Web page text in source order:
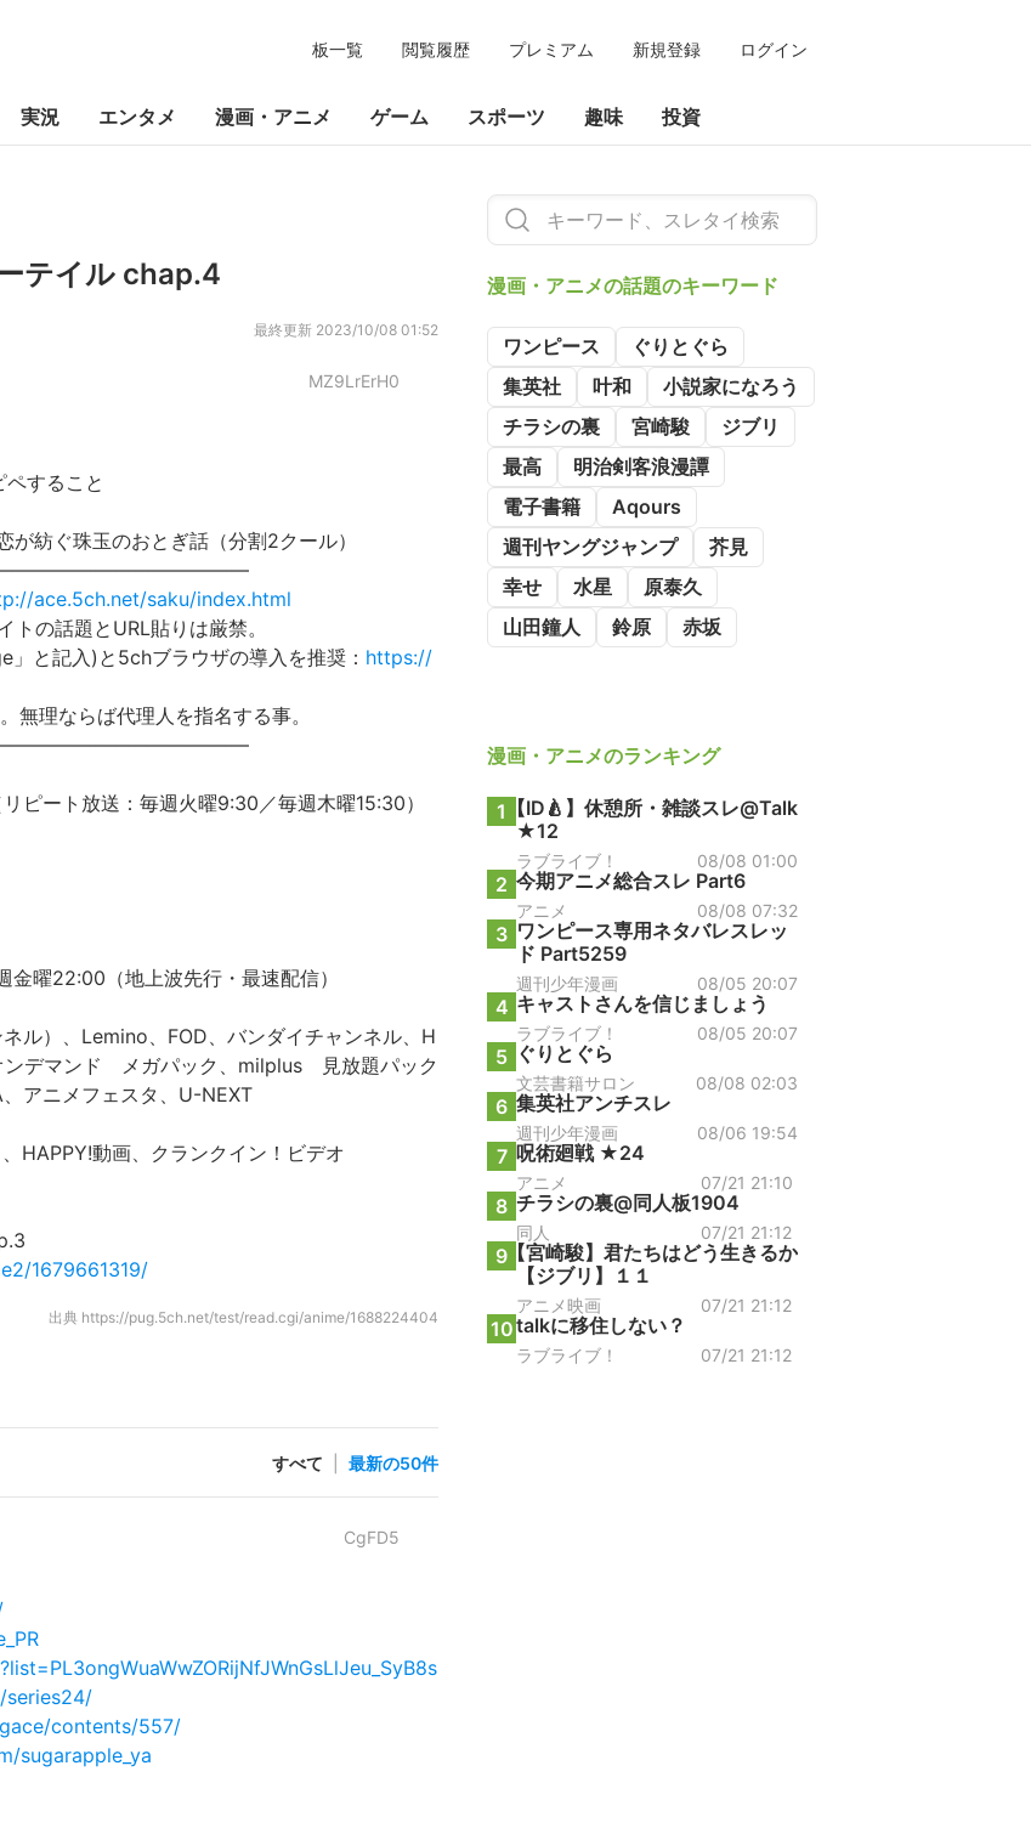
板一覧 閲覧履歴 プレミアム 新規登録 ログイン
実況 エンタメ 漫画・アニメ ゲーム スポーツ 趣味 投資
テイル chap.4
最終更新 2023/10/08 01:52
MZ9LrErH0
すること
紡ぐ珠玉のおとぎ話（分割2クール）
ace.5ch.net/saku/index.html
トの話題とURL貼りは厳禁。
」と記入)と5chブラウザの導入を推奨： https://
無理ならば代理人を指名する事。
ピート放送：毎週火曜9:30／毎週木曜15:30）
曜22:00（地上波先行・最速配信）
ル）、Lemino、FOD、バンダイチャンネル、H
ンデマンド メガパック、milplus 見放題パック
アニメフェスタ、U-NEXT
HAPPY!動画、クランクイン！ビデオ
1679661319/
出典 https://pug.5ch.net/test/read.cgi/anime/1688224404
すべて 最新の50件
CgFD5
series24/
contents/557/
sugarapple_ya
漫画・アニメの話題のキーワード
ワンピース
ぐりとぐら
集英社
叶和
小説家になろう
チラシの裏
宮崎駿
ジブリ
最高
明治剣客浪漫譚
電子書籍
Aqours
週刊ヤングジャンプ
芥見
幸せ
水星
原泰久
山田鐘人
鈴原 赤坂
漫画・アニメのランキング
1 【ID🍐】休憩所・雑談スレ@Talk
★12
ラブライブ！ 08/08 01:00
2 今期アニメ総合スレ Part6
アニメ 08/08 07:32
3 ワンピース専用ネタバレスレッ
ド Part5259
週刊少年漫画 08/05 20:07
4 キャストさんを信じましょう
ラブライブ！ 08/05 20:07
5 ぐりとぐら
文芸書籍サロン 08/08 02:03
6 集英社アンチスレ
週刊少年漫画 08/06 19:54
7 呪術廻戦 ★24
アニメ 07/21 21:10
8 チラシの裏@同人板1904
同人 07/21 21:12
9【宮崎駿】君たちはどう生きるか
【ジブリ】１１
アニメ映画 07/21 21:12
10talkに移住しない？
ラブライブ！ 07/21 21:12